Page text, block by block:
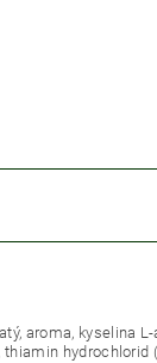
aroma, kyselina
hydrochlorid